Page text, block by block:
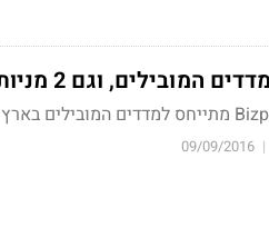
2 מניות חמות בת"א - שעדיין נראות טוב
|
09/09/2016